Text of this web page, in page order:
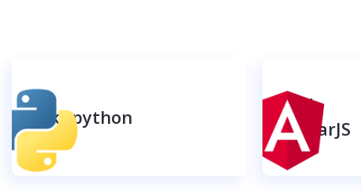
back/ python
web/
angularJS